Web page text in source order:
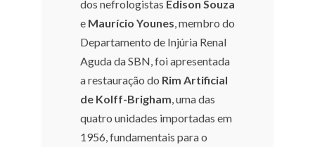
dos nefrologistas Edison Souza
e Maurício Younes , membro do
Departamento de Injúria Renal
Aguda da SBN, foi apresentada
a restauração do Rim Artificial
de Kolff-Brigham , uma das
quatro unidades importadas em
1956, fundamentais para o